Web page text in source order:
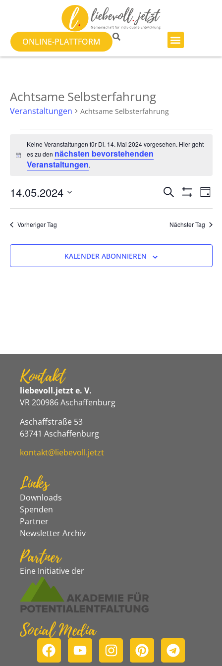
ONLINE-PLATTFORM
Achtsame Selbsterfahrung
Veranstaltungen Achtsame Selbsterfahrung
Hinweis
Keine Veranstaltungen für Di. 14. Mai 2024 vorgesehen. Hier geht
es zu den nächsten bevorstehenden
Veranstaltungen.
Suche
und
SUCHE TAG
14.05.2024
wählen.
Vorheriger Tag Nächster Tag
KALENDER ABONNIEREN
Kontakt
liebevoll.jetzt e. V.
VR 200986 Aschaffenburg
Aschaffstraße 53
63741 Aschaffenburg
kontakt@liebevoll.jetzt
Links
Downloads
Spenden
Partner
Newsletter Archiv
Partner
Eine Initiative der
Social Media